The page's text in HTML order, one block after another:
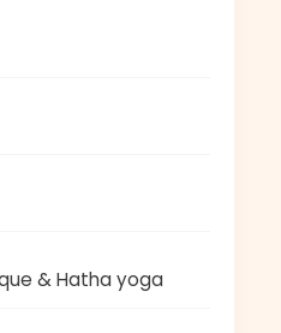
& Hatha yoga